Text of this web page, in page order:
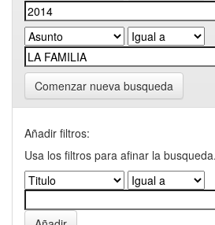
Comenzar nueva busqueda
Añadir filtros:
Usa los filtros para afinar la busqueda.